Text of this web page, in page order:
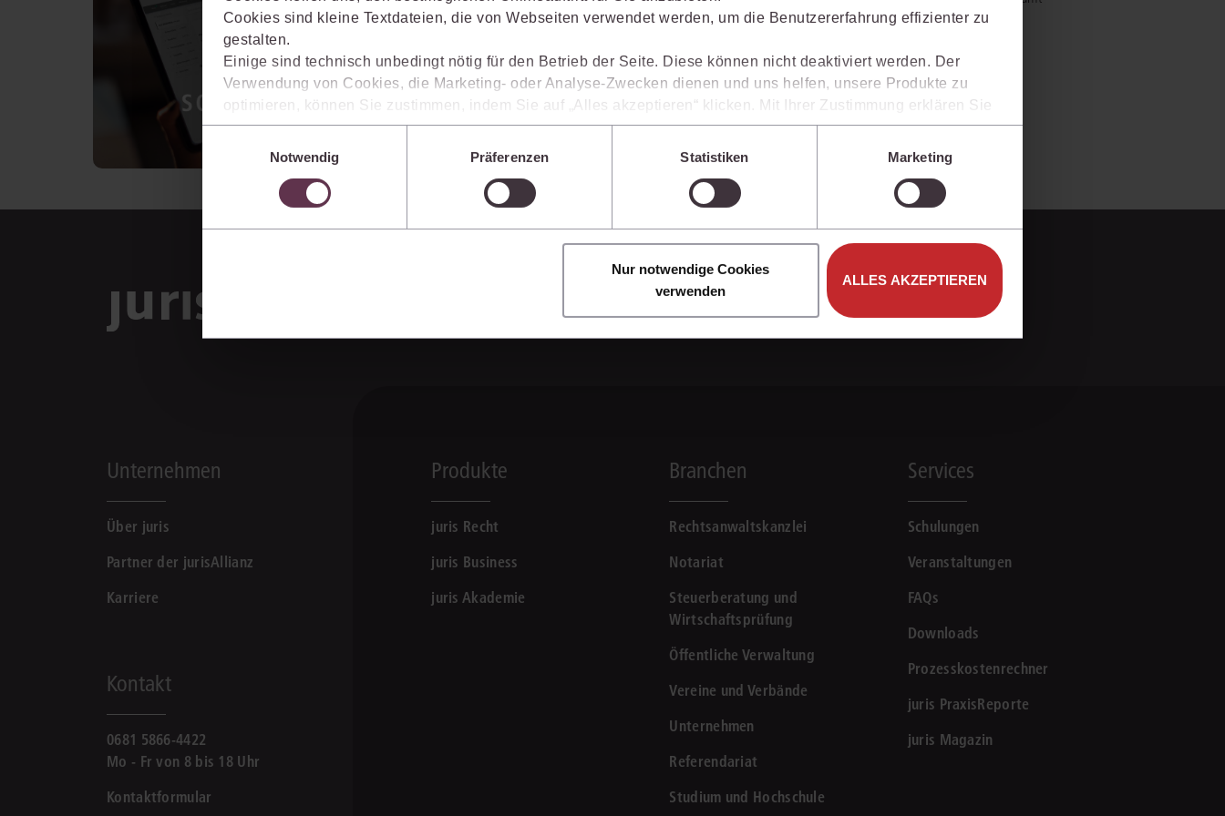
Cookies sind kleine Textdateien, die von Webseiten verwendet werden, um die Benutzererfahrung effizienter zu
gestalten.
Einige sind technisch unbedingt nötig für den Betrieb der Seite. Diese können nicht deaktiviert werden. Der
Verwendung von Cookies, die Marketing- oder Analyse-Zwecken dienen und uns helfen, unsere Produkte zu
optimieren, können Sie zustimmen, indem Sie auf „Alles akzeptieren“ klicken. Mit Ihrer Zustimmung erklären Sie
sich auch damit einverstanden, dass die mittels der Cookies erhobenen Daten möglicherweise in Drittländer (z.B.
die USA) übermittelt werden, die ein niedrigeres Datenschutzniveau als die EU aufweisen.
im Cookiebanner sowie in unseren
Hinweisen zum Datenschutz
Notwendig
Präferenzen Statistiken Marketing
Nur notwendige Cookies
verwenden
ALLES AKZEPTIEREN
Medizinrecht
Miet- und Wohneigentumsrecht
Immaterialgüterrecht
gestaltet, welche Möglichkeiten Ihnen das juris Portal bietet und wie mit juris Ihre
Unternehmen
Über juris
Partner der jurisAllianz
Karriere
Kontakt
0681 5866-4422
Mo - Fr von 8 bis 18 Uhr
Kontaktformular
Produkte
juris Recht
juris Business
juris Akademie
Branchen
Rechtsanwaltskanzlei
Notariat
Steuerberatung und
Wirtschaftsprüfung
Öffentliche Verwaltung
Vereine und Verbände
Unternehmen
Referendariat
Studium und Hochschule
Services
Schulungen
Veranstaltungen
FAQs
Downloads
Prozesskostenrechner
juris PraxisReporte
juris Magazin